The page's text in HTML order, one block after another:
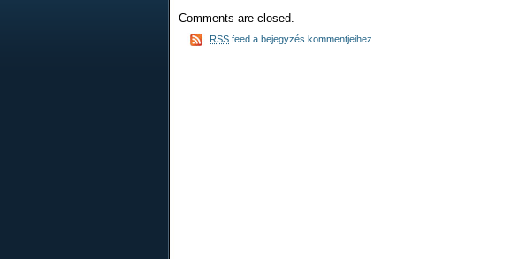
Comments are closed.
RSS feed a bejegyzés kommentjeihez